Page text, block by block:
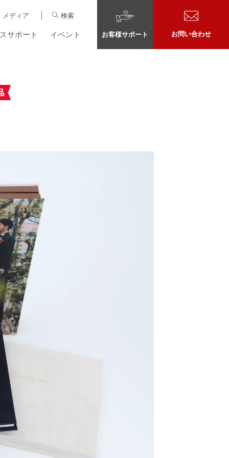
メディア 検索
サポート イベント お客様サポート お問い合わせ